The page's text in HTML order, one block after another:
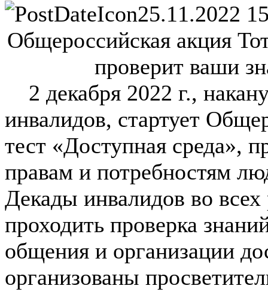
25.11.2022
Общероссийская акция
проверит ваши
2 декабря 2022 г.,
инвалидов, стартует
тест «Доступная среда»,
правам и потребностям
Декады инвалидов во всех
проходить проверка
общения и организации
организованы